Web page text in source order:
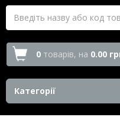
0 товарів, на 0.00
Категорії